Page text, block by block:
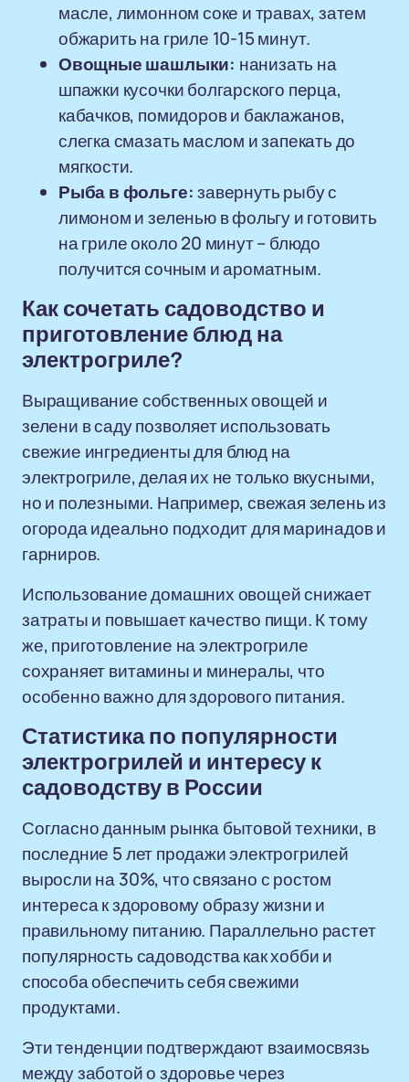
масле, лимонном соке и травах, затем
обжарить на гриле 10-15 минут.
Овощные шашлыки: нанизать на
шпажки кусочки болгарского перца,
кабачков, помидоров и баклажанов,
слегка смазать маслом и запекать до
мягкости.
Рыба в фольге:завернуть рыбу с
лимоном и зеленью в фольгу и готовить
на гриле около 20 минут – блюдо
получится сочным и ароматным.
Как сочетать садоводство и
приготовление блюд на
электрогриле?
Выращивание собственных овощей и
зелени в саду позволяет использовать
свежие ингредиенты для блюд на
электрогриле, делая их не только вкусными,
но и полезными. Например, свежая зелень из
огорода идеально подходит для маринадов и
гарниров.
Использование домашних овощей снижает
затраты и повышает качество пищи. К тому
же, приготовление на электрогриле
сохраняет витамины и минералы, что
особенно важно для здорового питания.
Статистика по популярности
электрогрилей и интересу к
садоводству в России
Согласно данным рынка бытовой техники, в
последние 5 лет продажи электрогрилей
выросли на 30%, что связано с ростом
интереса к здоровому образу жизни и
правильному питанию. Параллельно растет
популярность садоводства как хобби и
способа обеспечить себя свежими
продуктами.
Эти тенденции подтверждают взаимосвязь
между заботой о здоровье через